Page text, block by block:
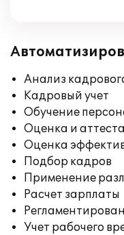
Анализ
Кадровый учет
Обучение
Оценка и
Оценка
Подбор кадров
Применение
Расчет зарплаты
Учет рабочего